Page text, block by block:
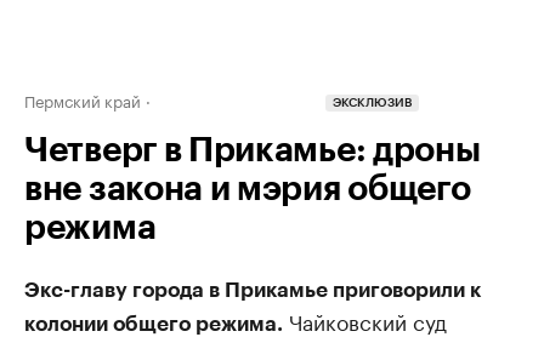
Пермский край ЭКСКЛЮЗИВ
Четверг в Прикамье: дроны
вне закона и мэрия общего
режима
Экс-главу города в Прикамье приговорили к
колонии общего режима. Чайковский суд